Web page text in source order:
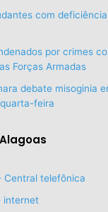
com
por crimes
Forças Armadas
debate misoginia
feira
Central telefônica
internet